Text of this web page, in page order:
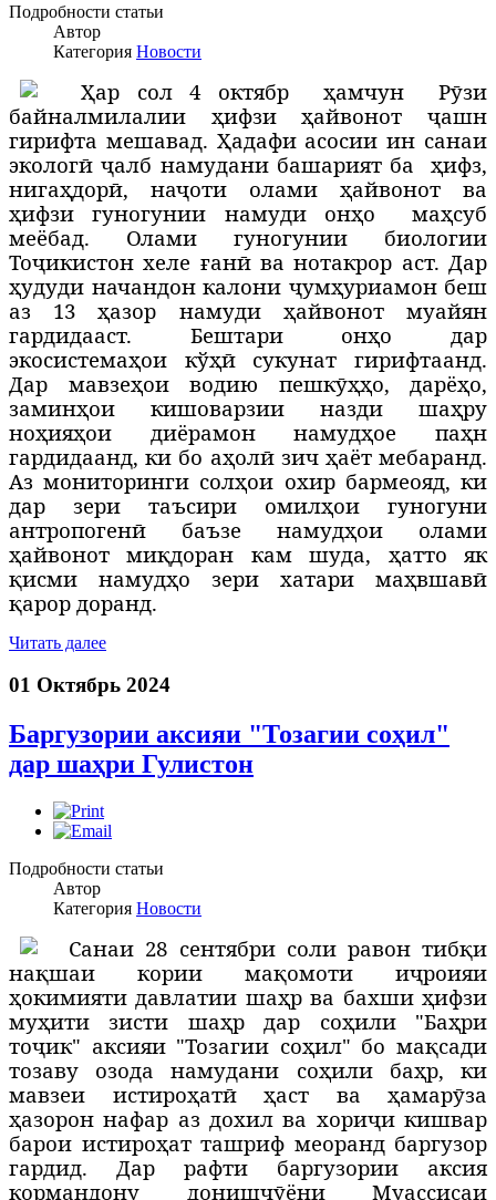
Подробности статьи
Автор
Категория Новости
Ҳар сол 4 октябр ҳамчун
Рӯзи
байналмилалии ҳифзи ҳайвонот ҷашн
гирифта мешавад. Ҳадафи асосии ин санаи
экологӣ ҷалб намудани башарият ба
ҳифз,
нигаҳдорӣ, наҷоти олами ҳайвонот ва
ҳифзи гуногунии намуди онҳо
маҳсуб
меёбад. Олами гуногунии биологии
Тоҷикистон хеле ғанӣ ва нотакрор аст. Дар
ҳудуди начандон калони ҷумҳуриамон беш
аз 13 ҳазор намуди ҳайвонот муайян
гардидааст. Бештари онҳо дар
экосистемаҳои кўҳӣ сукунат гирифтаанд.
Дар мавзеҳои водию пешкӯҳҳо, дарёҳо,
заминҳои кишоварзии назди шаҳру
ноҳияҳои диёрамон намудҳое паҳн
гардидаанд, ки бо аҳолӣ зич ҳаёт мебаранд.
Аз мониторинги солҳои охир бармеояд, ки
дар зери таъсири омилҳои гуногуни
антропогенӣ баъзе намудҳои олами
ҳайвонот миқдоран кам шуда, ҳатто як
қисми намудҳо зери хатари маҳвшавӣ
қарор доранд.
Читать далее
01 Октябрь 2024
Баргузории аксияи "Тозагии соҳил"
дар шаҳри Гулистон
Подробности статьи
Автор
Категория Новости
Санаи 28 сентябри соли равон тибқи
нақшаи кории мақомоти иҷроияи
ҳокимияти давлатии шаҳр ва бахши ҳифзи
муҳити зисти шаҳр дар соҳили "Баҳри
тоҷик" аксияи "Тозагии соҳил" бо мақсади
тозаву озода намудани соҳили баҳр, ки
мавзеи истироҳатӣ ҳаст ва ҳамарӯза
ҳазорон нафар аз дохил ва хориҷи кишвар
барои истироҳат ташриф меоранд баргузор
гардид. Дар рафти баргузории аксия
кормандону донишҷӯёни Муассисаи